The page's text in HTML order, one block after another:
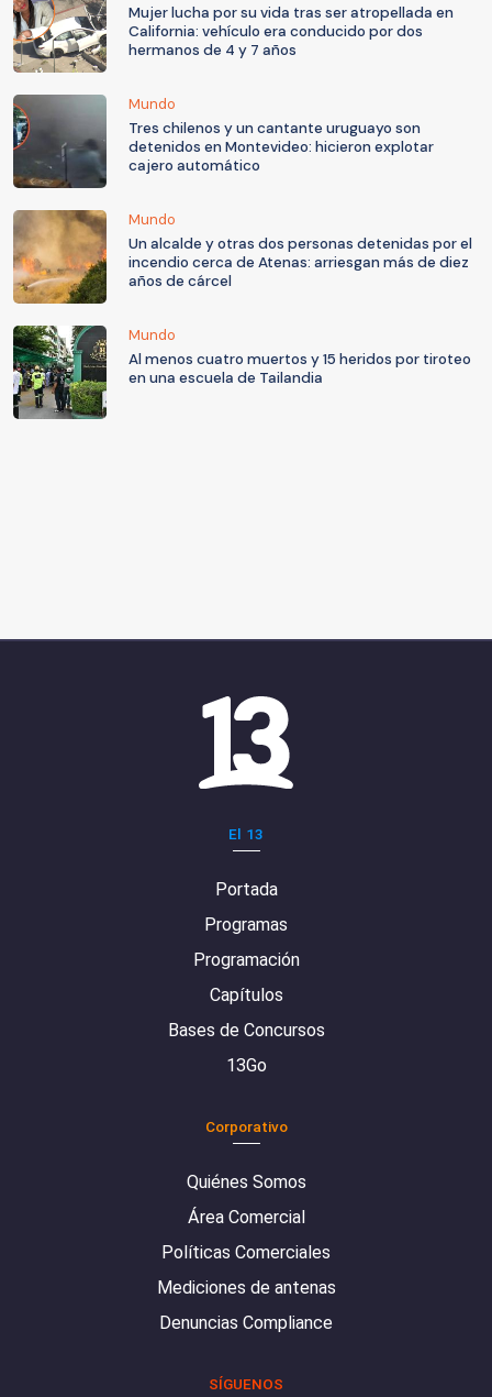
Mujer lucha por su vida tras ser atropellada en
California: vehículo era conducido por dos
hermanos de 4 y 7 años
Mundo
Tres chilenos y un cantante uruguayo son
detenidos en Montevideo: hicieron explotar
cajero automático
Mundo
Un alcalde y otras dos personas detenidas por el
incendio cerca de Atenas: arriesgan más de diez
años de cárcel
Mundo
Al menos cuatro muertos y 15 heridos por tiroteo
en una escuela de Tailandia
El 13
Portada
Programas
Programación
Capítulos
Bases de Concursos
13Go
Corporativo
Quiénes Somos
Área Comercial
Políticas Comerciales
Mediciones de antenas
Denuncias Compliance
SÍGUENOS